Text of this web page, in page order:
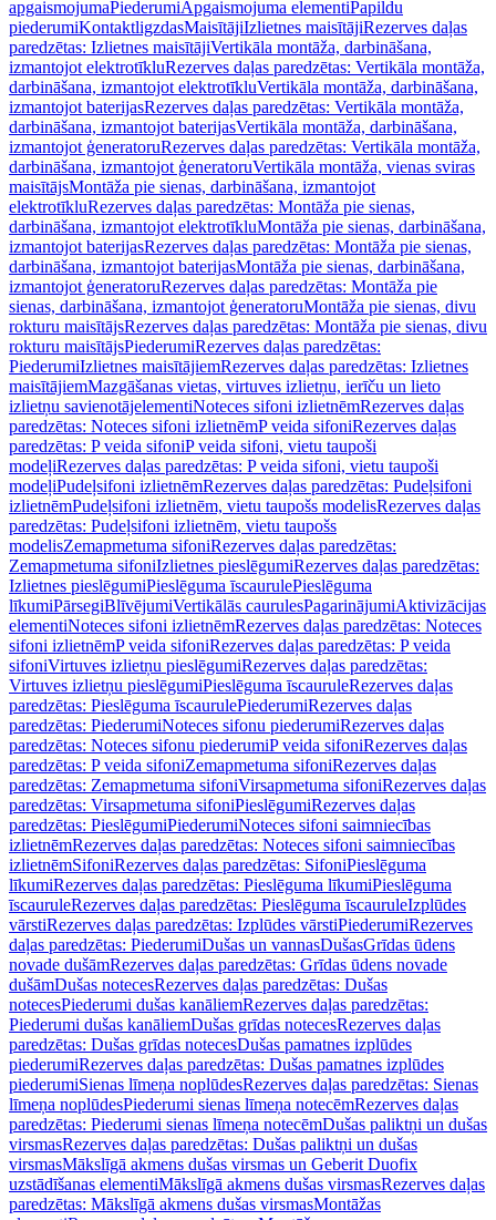
apgaismojumaPiederumiApgaismojuma elementiPapildu
piederumiKontaktligzdasMaisītājiIzlietnes maisītājiRezerves daļas
paredzētas: Izlietnes maisītājiVertikāla montāža, darbināšana,
izmantojot elektrotīkluRezerves daļas paredzētas: Vertikāla montāža,
darbināšana, izmantojot elektrotīkluVertikāla montāža, darbināšana,
izmantojot baterijasRezerves daļas paredzētas: Vertikāla montāža,
darbināšana, izmantojot baterijasVertikāla montāža, darbināšana,
izmantojot ģeneratoruRezerves daļas paredzētas: Vertikāla montāža,
darbināšana, izmantojot ģeneratoruVertikāla montāža, vienas sviras
maisītājsMontāža pie sienas, darbināšana, izmantojot
elektrotīkluRezerves daļas paredzētas: Montāža pie sienas,
darbināšana, izmantojot elektrotīkluMontāža pie sienas, darbināšana,
izmantojot baterijasRezerves daļas paredzētas: Montāža pie sienas,
darbināšana, izmantojot baterijasMontāža pie sienas, darbināšana,
izmantojot ģeneratoruRezerves daļas paredzētas: Montāža pie
sienas, darbināšana, izmantojot ģeneratoruMontāža pie sienas, divu
rokturu maisītājsRezerves daļas paredzētas: Montāža pie sienas, divu
rokturu maisītājsPiederumiRezerves daļas paredzētas:
PiederumiIzlietnes maisītājiemRezerves daļas paredzētas: Izlietnes
maisītājiemMazgāšanas vietas, virtuves izlietņu, ierīču un lieto
izlietņu savienotājelementiNoteces sifoni izlietnēmRezerves daļas
paredzētas: Noteces sifoni izlietnēmP veida sifoniRezerves daļas
paredzētas: P veida sifoniP veida sifoni, vietu taupoši
modeļiRezerves daļas paredzētas: P veida sifoni, vietu taupoši
modeļiPudeļsifoni izlietnēmRezerves daļas paredzētas: Pudeļsifoni
izlietnēmPudeļsifoni izlietnēm, vietu taupošs modelisRezerves daļas
paredzētas: Pudeļsifoni izlietnēm, vietu taupošs
modelisZemapmetuma sifoniRezerves daļas paredzētas:
Zemapmetuma sifoniIzlietnes pieslēgumiRezerves daļas paredzētas:
Izlietnes pieslēgumiPieslēguma īscaurulePieslēguma
līkumiPārsegiBlīvējumiVertikālās caurulesPagarinājumiAktivizācijas
elementiNoteces sifoni izlietnēmRezerves daļas paredzētas: Noteces
sifoni izlietnēmP veida sifoniRezerves daļas paredzētas: P veida
sifoniVirtuves izlietņu pieslēgumiRezerves daļas paredzētas:
Virtuves izlietņu pieslēgumiPieslēguma īscauruleRezerves daļas
paredzētas: Pieslēguma īscaurulePiederumiRezerves daļas
paredzētas: PiederumiNoteces sifonu piederumiRezerves daļas
paredzētas: Noteces sifonu piederumiP veida sifoniRezerves daļas
paredzētas: P veida sifoniZemapmetuma sifoniRezerves daļas
paredzētas: Zemapmetuma sifoniVirsapmetuma sifoniRezerves daļas
paredzētas: Virsapmetuma sifoniPieslēgumiRezerves daļas
paredzētas: PieslēgumiPiederumiNoteces sifoni saimniecības
izlietnēmRezerves daļas paredzētas: Noteces sifoni saimniecības
izlietnēmSifoniRezerves daļas paredzētas: SifoniPieslēguma
līkumiRezerves daļas paredzētas: Pieslēguma līkumiPieslēguma
īscauruleRezerves daļas paredzētas: Pieslēguma īscauruleIzplūdes
vārstiRezerves daļas paredzētas: Izplūdes vārstiPiederumiRezerves
daļas paredzētas: PiederumiDušas un vannasDušasGrīdas ūdens
novade dušāmRezerves daļas paredzētas: Grīdas ūdens novade
dušāmDušas notecesRezerves daļas paredzētas: Dušas
notecesPiederumi dušas kanāliemRezerves daļas paredzētas:
Piederumi dušas kanāliemDušas grīdas notecesRezerves daļas
paredzētas: Dušas grīdas notecesDušas pamatnes izplūdes
piederumiRezerves daļas paredzētas: Dušas pamatnes izplūdes
piederumiSienas līmeņa noplūdesRezerves daļas paredzētas: Sienas
līmeņa noplūdesPiederumi sienas līmeņa notecēmRezerves daļas
paredzētas: Piederumi sienas līmeņa notecēmDušas paliktņi un dušas
virsmasRezerves daļas paredzētas: Dušas paliktņi un dušas
virsmasMākslīgā akmens dušas virsmas un Geberit Duofix
uzstādīšanas elementiMākslīgā akmens dušas virsmasRezerves daļas
paredzētas: Mākslīgā akmens dušas virsmasMontāžas